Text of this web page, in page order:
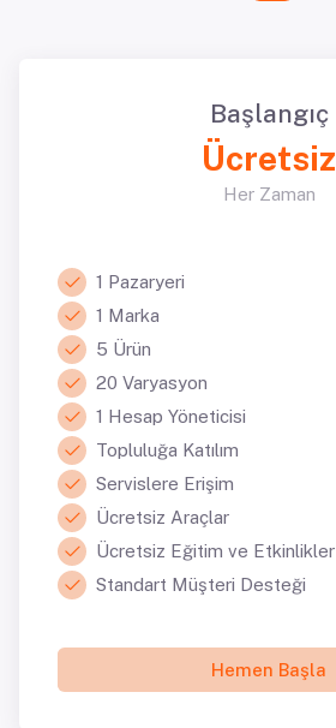
Başlangıç
Ücretsiz
Her Zaman
1 Pazaryeri
1 Marka
5 Ürün
20 Varyasyon
1 Hesap Yöneticisi
Topluluğa Katılım
Servislere Erişim
Ücretsiz Araçlar
Ücretsiz Eğitim ve Etkinlikler
Standart Müşteri Desteği
Hemen Başla